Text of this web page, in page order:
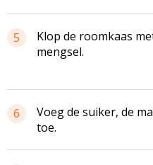
5
Klop de roomkaas
mengsel.
6
Voeg de suiker, de
toe.